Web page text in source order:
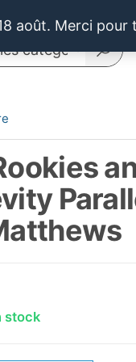
août. Merci
stock